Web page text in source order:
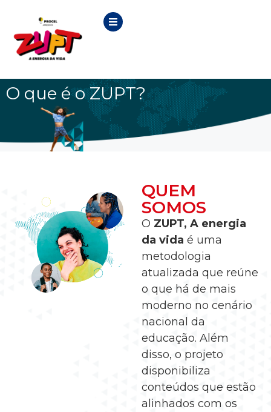
O que é o ZUPT?
QUEM
SOMOS
O ZUPT, A energia
da vida é uma
metodologia
atualizada que reúne
o que há de mais
moderno no cenário
nacional da
educação. Além
disso, o projeto
disponibiliza
conteúdos que estão
alinhados com os